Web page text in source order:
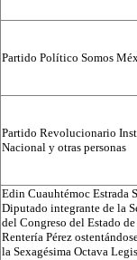
Partido Político Somos
Partido Revolucionario
Nacional y otras personas
Edin Cuauhtémoc Estrada
Diputado integrante de la
del Congreso del Estado
Rentería Pérez
la Sexagésima Octava